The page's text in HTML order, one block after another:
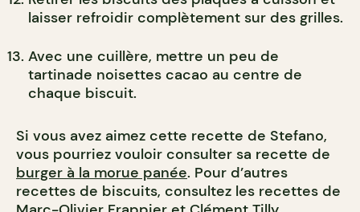
laisser refroidir complètement sur des grilles.
Avec une cuillère, mettre un peu de
tartinade noisettes cacao au centre de
chaque biscuit.
Si vous avez aimez cette recette de Stefano,
vous pourriez vouloir consulter sa recette de
burger à la morue panée. Pour d’autres
recettes de biscuits, consultez les recettes de